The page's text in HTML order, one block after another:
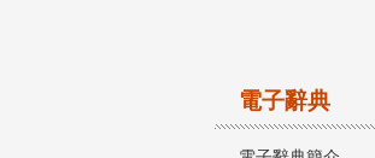
電子辭典